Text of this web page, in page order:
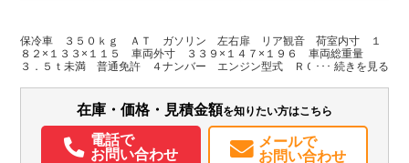
H:1,150
H:1,960
装備情報
バックモニター
保冷車 ３５０ｋｇ ＡＴ ガソリン 左右扉 リア観音 荷室内寸 １
８２×１３３×１１５ 車両外寸 ３３９×１４７×１９６ 車両総重量
３．５ｔ未満 普通免許 ４ナンバー エンジン型式 Ｒ０６Ａ ６６０
在庫・価格・見積金額を知りたい方はこちら
電話で
お問い合わせ
メールで
お問い合わせ